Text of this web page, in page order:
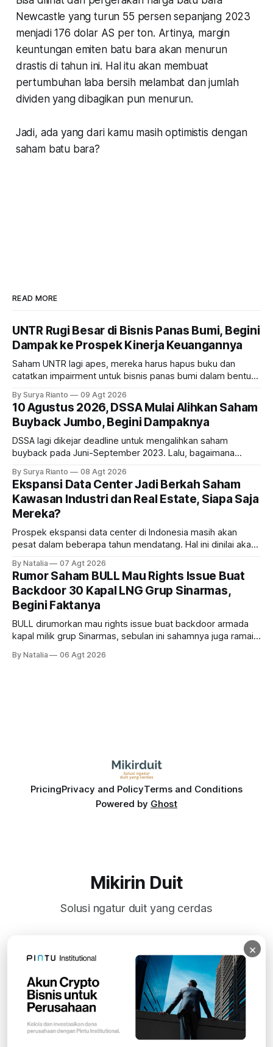
Newcastle yang turun 55 persen sepanjang 2023
menjadi 176 dolar AS per ton. Artinya, margin
keuntungan emiten batu bara akan menurun
drastis di tahun ini. Hal itu akan membuat
pertumbuhan laba bersih melambat dan jumlah
dividen yang dibagikan pun menurun.
Jadi, ada yang dari kamu masih optimistis dengan
saham batu bara?
READ MORE
UNTR Rugi Besar di Bisnis Panas Bumi, Begini
Dampak ke Prospek Kinerja Keuangannya
Saham UNTR lagi apes, mereka harus hapus buku dan
catatkan impairment untuk bisnis panas bumi dalam bentuk
bisnis UNTR?
By Surya Rianto 09 Agt 2026
10 Agustus 2026, DSSA Mulai Alihkan Saham
Buyback Jumbo, Begini Dampaknya
DSSA lagi dikejar deadline untuk mengalihkan saham
buyback pada Juni-September 2023. Lalu, bagaimana
By Surya Rianto 08 Agt 2026
Ekspansi Data Center Jadi Berkah Saham
Kawasan Industri dan Real Estate, Siapa Saja
Mereka?
Prospek ekspansi data center di Indonesia masih akan
pesat dalam beberapa tahun mendatang. Hal ini dinilai akan
estate, ada siapa saja mereka?
By Natalia 07 Agt 2026
Rumor Saham BULL Mau Rights Issue Buat
Backdoor 30 Kapal LNG Grup Sinarmas,
Begini Faktanya
BULL dirumorkan mau rights issue buat backdoor armada
kapal milik grup Sinarmas, sebulan ini sahamnya juga ramai
masih menarik dilirik?
By Natalia 06 Agt 2026
PricingPrivacy and PolicyTerms and Conditions
Powered by Ghost
Mikirin Duit
Solusi ngatur duit yang cerdas
Subscribe
×